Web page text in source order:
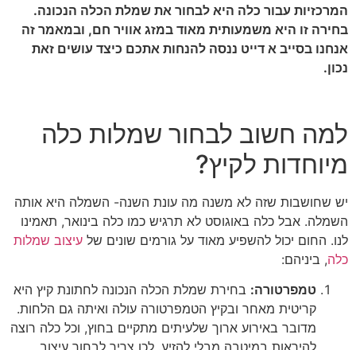
המרכזיות עבור כלה היא לבחור את שמלת הכלה הנכונה.
בחירה זו היא משמעותית מאוד במזג אוויר חם, ובמאמר זה
אנחנו בסייב א דייט ננסה להנחות אתכם כיצד עושים זאת
נכון.
למה חשוב לבחור שמלות כלה
מיוחדות לקיץ?
יש שחושבות שזה לא משנה מה עונת השנה- השמלה היא אותה
השמלה. אבל כלה באוגוסט לא תרגיש כמו כלה בינואר, תאמינו
לנו. החום יכול להשפיע מאוד על גורמים שונים של עיצוב שמלות
כלה, ביניהם:
טמפרטורה: בחירת שמלת הכלה הנכונה לחתונת קיץ היא
קריטית מאחר ובקיץ הטמפרטורה עולה ואיתה גם הלחות.
מדובר באירוע ארוך שלעיתים מתקיים בחוץ, וכל כלה רוצה